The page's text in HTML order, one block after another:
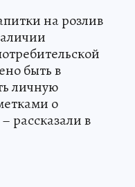
на розлив
быть в
личную
о
рассказали в